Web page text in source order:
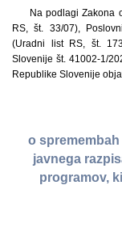
Na podlagi Zakona
RS, št. 33/07),
(Uradni list RS, št.
Slovenije št. 41002-1/
Republike Slovenije
o
javnega
programov,